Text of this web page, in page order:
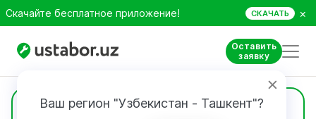
Скачайте бесплатное приложение! СКАЧАТЬ ×
Оставить
заявку
Ваш регион "Узбекистан - Ташкент"?
Кухонные комбайны